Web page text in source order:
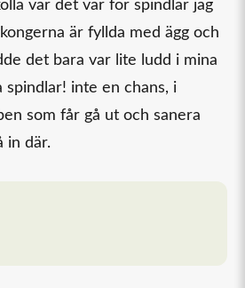
var det var för spindlar jag
är fyllda med ägg och
det bara var lite ludd i mina
spindlar! inte en chans, i
som får gå ut och sanera
in där.